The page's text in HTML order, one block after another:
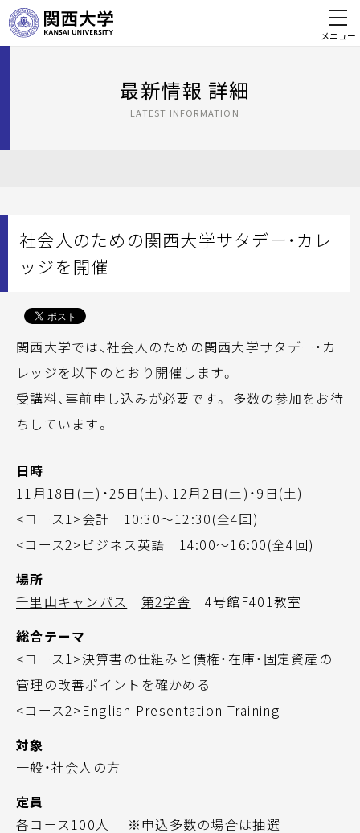
メニュー
最新情報 詳細
LATEST INFORMATION
社会人のための関西大学サタデー・カレ
ッジを開催
関西大学では、社会人のための関西大学サタデー・カ
レッジを以下のとおり開催します。
受講料、事前申し込みが必要です。 多数の参加をお待
ちしています。
日時
11月18日(土)・25日(土)、12月2日(土)・9日(土)
<コース1>会計 10:30～12:30(全4回)
<コース2>ビジネス英語 14:00～16:00(全4回)
場所
千里山キャンパス
第2学舎 4号館F401教室
総合テーマ
<コース1>決算書の仕組みと債権・在庫・固定資産の
管理の改善ポイントを確かめる
<コース2>English Presentation Training
対象
一般・社会人の方
定員
各コース100人 ※申込多数の場合は抽選